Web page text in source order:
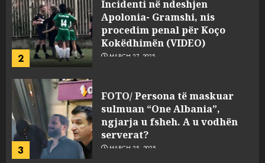
2
procedim penal për Koço
Kokëdhimën (VIDEO)
MARCH 27, 2025
sulmuan “One Albania”,
ngjarja u fsheh. A u vodhën
serverat?
MARCH 25, 2025